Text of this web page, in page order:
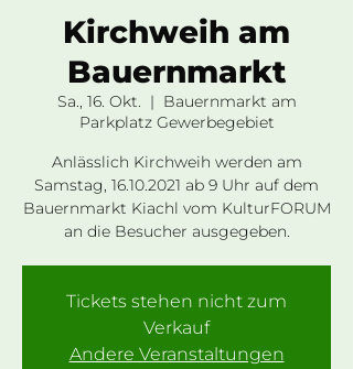
Kirchweih am
Bauernmarkt
Sa., 16. Okt.
  |
Bauernmarkt am
Parkplatz Gewerbegebiet
Anlässlich Kirchweih werden am
Samstag, 16.10.2021 ab 9 Uhr auf dem
Bauernmarkt Kiachl vom KulturFORUM
an die Besucher ausgegeben.
Tickets stehen nicht zum
Verkauf
Andere Veranstaltungen